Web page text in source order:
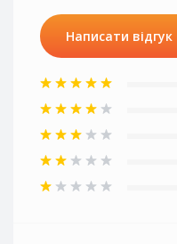
Написати відгук